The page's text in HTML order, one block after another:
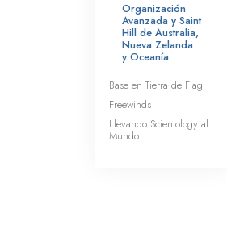
Organización
Avanzada y Saint
Hill de Australia,
Nueva Zelanda
y Oceanía
Base en Tierra de Flag
Freewinds
Llevando Scientology al
Mundo